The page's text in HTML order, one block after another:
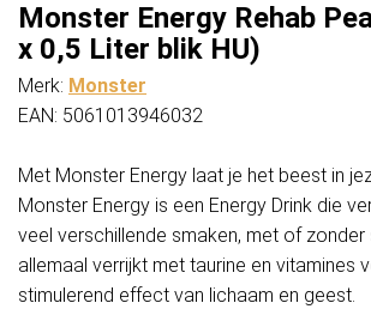
Monster Energy Rehab
x 0,5 Liter blik HU)
Merk: Monster
EAN: 5061013946032
Met Monster Energy laat je het beest in
Monster Energy is een Energy Drink die
veel verschillende smaken, met of zonder
allemaal verrijkt met taurine en vitamines
stimulerend effect van lichaam en geest.